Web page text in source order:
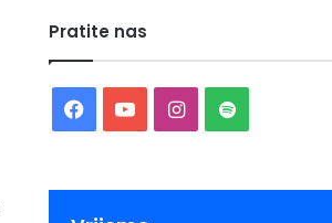
Pratite nas
Facebook
YouTubeInstagram
Spotify